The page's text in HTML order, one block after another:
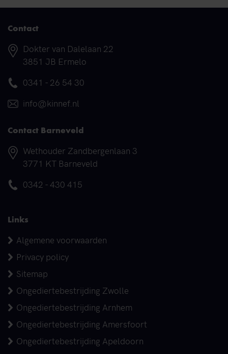
Contact
Adres
Dokter van Dalelaan 22
3851 JB Ermelo
Telefoonnummer
0341 - 26 54 30
E-mail
info@kinnef.nl
Contact Barneveld
Adres
Wethouder Zandbergenlaan 3
3771 KT Barneveld
Telefoonnummer
0342 - 430 415
Links
Algemene voorwaarden
Privacy policy
Sitemap
Ongediertebestrijding Zwolle
Ongediertebestrijding Arnhem
Ongediertebestrijding Amersfoort
Ongediertebestrijding Apeldoorn